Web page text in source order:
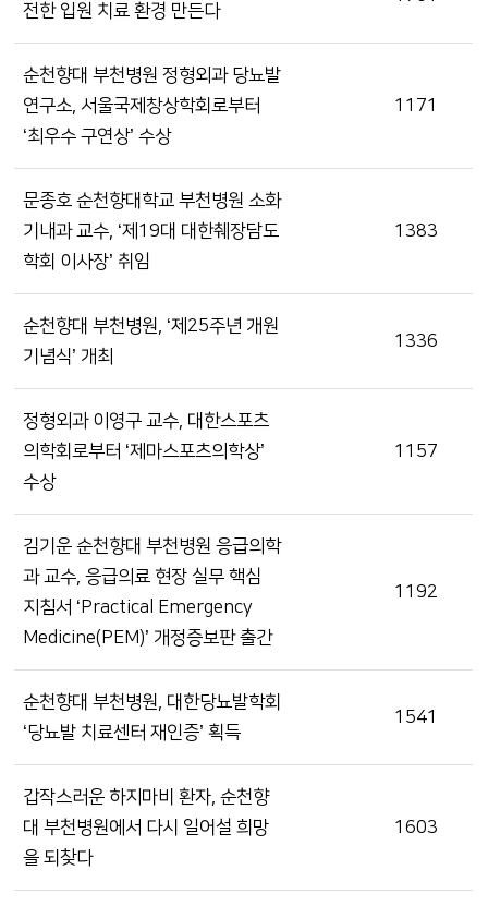
전한 입원 치료 환경 만든다
순천향대 부천병원 정형외과 당뇨발
연구소, 서울국제창상학회로부터
‘최우수 구연상’ 수상
1171
문종호 순천향대학교 부천병원 소화
기내과 교수, ‘제19대 대한췌장담도
학회 이사장’ 취임
1383
순천향대 부천병원, ‘제25주년 개원
기념식’ 개최
1336
정형외과 이영구 교수, 대한스포츠
의학회로부터 ‘제마스포츠의학상’
수상
1157
김기운 순천향대 부천병원 응급의학
과 교수, 응급의료 현장 실무 핵심
지침서 ‘Practical Emergency
Medicine(PEM)’ 개정증보판 출간
1192
순천향대 부천병원, 대한당뇨발학회
‘당뇨발 치료센터 재인증’ 획득
1541
갑작스러운 하지마비 환자, 순천향
대 부천병원에서 다시 일어설 희망
을 되찾다
1603